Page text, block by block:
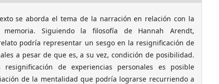
se aborda el tema de la narración en relación con la
Siguiendo la filosofía de Hannah Arendt,
podría representar un sesgo en la resignificación de
a pesar de que es, a su vez, condición de posibilidad.
resignificación de experiencias personales es posible
de la mentalidad que podría lograrse recurriendo a